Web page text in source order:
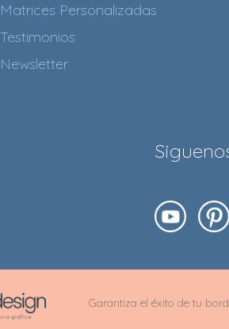
Matrices Personalizadas
Testimonios
Newsletter
Garantiza el éxito de tu